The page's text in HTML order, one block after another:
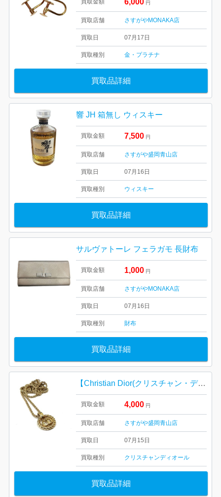
買取金額 6,000 円
買取店舗 さすがやMONAKA店
買取日 07月17日
買取種別 金・プラチナ
買取品詳細
響 JH 箱無し ウィスキー
買取金額 7,500 円
買取店舗 さすがや盛岡青山店
買取日 07月16日
買取種別 ウィスキー
買取品詳細
サルヴァトーレ フェラガモ 長財布
買取金額 1,000 円
買取店舗 さすがやMONAKA店
買取日 07月16日
買取種別 財布
買取品詳細
【Christian Dior(クリスチャン・ディオール) ネックレス】
買取金額 4,000 円
買取店舗 さすがや盛岡青山店
買取日 07月15日
買取種別 クリスチャンディオール
買取品詳細